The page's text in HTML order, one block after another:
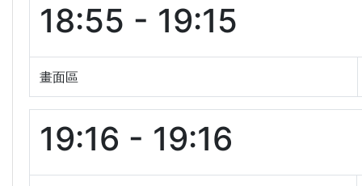
18:55 - 19:15
畫面區
19:16 - 19:16